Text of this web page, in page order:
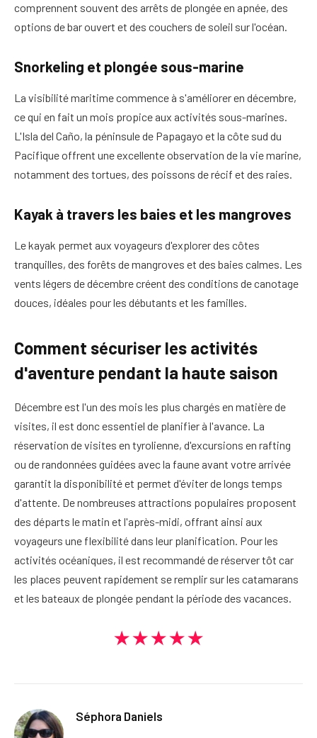
comprennent souvent des arrêts de plongée en apnée, des
options de bar ouvert et des couchers de soleil sur l'océan.
Snorkeling et plongée sous-marine
La visibilité maritime commence à s'améliorer en décembre,
ce qui en fait un mois propice aux activités sous-marines.
L'Isla del Caño, la péninsule de Papagayo et la côte sud du
Pacifique offrent une excellente observation de la vie marine,
notamment des tortues, des poissons de récif et des raies.
Kayak à travers les baies et les mangroves
Le kayak permet aux voyageurs d'explorer des côtes
tranquilles, des forêts de mangroves et des baies calmes. Les
vents légers de décembre créent des conditions de canotage
douces, idéales pour les débutants et les familles.
Comment sécuriser les activités
d'aventure pendant la haute saison
Décembre est l'un des mois les plus chargés en matière de
visites, il est donc essentiel de planifier à l'avance. La
réservation de visites en tyrolienne, d'excursions en rafting
ou de randonnées guidées avec la faune avant votre arrivée
garantit la disponibilité et permet d'éviter de longs temps
d'attente. De nombreuses attractions populaires proposent
des départs le matin et l'après-midi, offrant ainsi aux
voyageurs une flexibilité dans leur planification. Pour les
activités océaniques, il est recommandé de réserver tôt car
les places peuvent rapidement se remplir sur les catamarans
et les bateaux de plongée pendant la période des vacances.
★★★★★
Séphora Daniels